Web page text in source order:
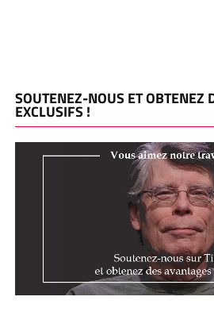
SOUTENEZ-NOUS ET OBTENEZ
EXCLUSIFS !